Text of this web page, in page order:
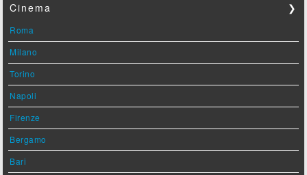
Cinema ❯
Roma
Milano
Torino
Napoli
Firenze
Bergamo
Bari